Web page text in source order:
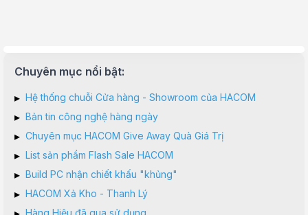
Chuyên mục nổi bật:
▸ Hệ thống chuỗi Cửa hàng - Showroom của HACOM
▸ Bản tin công nghệ hàng ngày
▸ Chuyên mục HACOM Give Away Quà Giá Trị
▸ List sản phẩm Flash Sale HACOM
▸ Build PC nhận chiết khấu "khủng"
▸ HACOM Xả Kho - Thanh Lý
Hàng Hiệu đã qua sử dụng